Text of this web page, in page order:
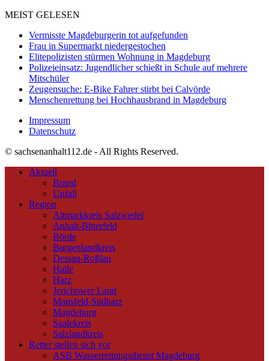
MEIST GELESEN
Vermisste Magdeburgerin tot aufgefunden
Frau in Supermarkt niedergestochen
Elitepolizisten stürmen Wohnung in Magdeburg
Polizeieinsatz: Jugendlicher schießt in Schule auf mehrere
Mitschüler
Zeugensuche: E-Bike Fahrer stirbt bei Calvörde
Menschenrettung bei Hochhausbrand in Magdeburg
Impressum
Datenschutz
© sachsenanhalt112.de - All Rights Reserved.
Aktuell
Brand
Unfall
Region
Altmarkkreis Salzwedel
Anhalt-Bitterfeld
Börde
Burgenlandkreis
Dessau-Roßlau
Halle
Harz
Jerichower Land
Mansfeld-Südharz
Magdeburg
Saalekreis
Salzlandkreis
Retter stellen sich vor
ASB Wasserrettungsdienst Magdeburg